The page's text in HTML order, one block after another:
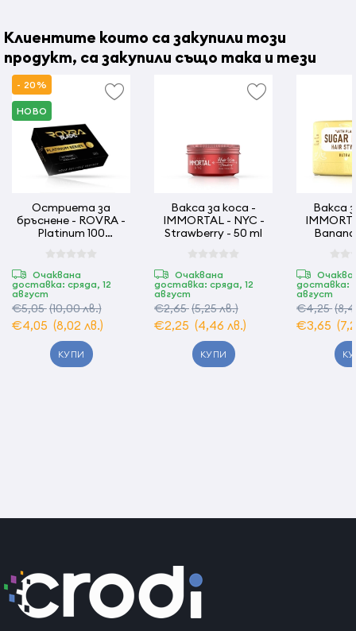
Страна на произход: Турция
Клиентите които са закупили този
продукт, са закупили също така и тези
- 20%
НОВО
Остриета за
бръснене - ROVRA -
Platinum 100
Очаквана
доставка: сряда, 12
август
€5,05(10,00 лв.)
€4,05 (8,02 лв.)
КУПИ
Вакса за коса -
IMMORTAL - NYC -
Strawberry - 50 ml
Очаквана
доставка: сряда, 12
август
€2,65(5,25 лв.)
€2,25 (4,46 лв.)
КУПИ
Вакса
доставка:
август
€4,25
€3,65